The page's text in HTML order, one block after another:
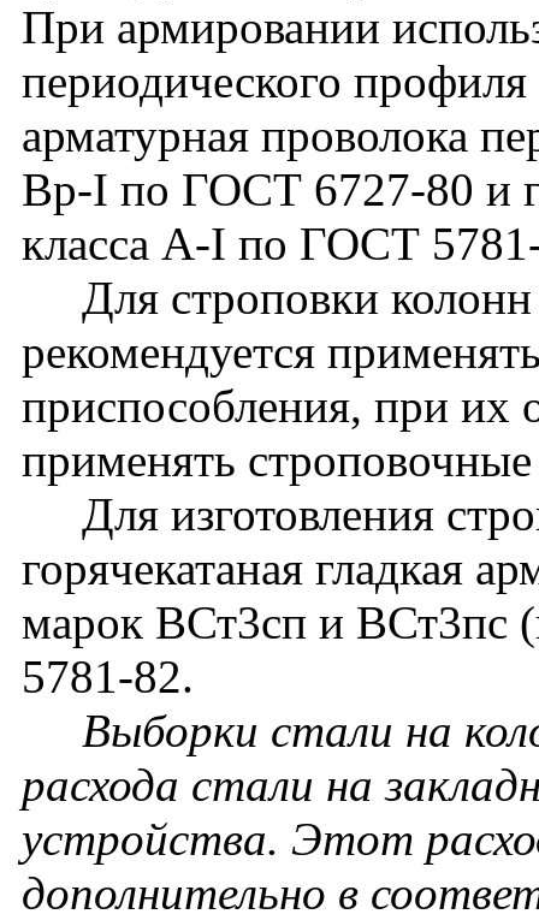
При армировании
периодического
арматурная проволока
Вр-I по ГОСТ 6727-80 и
класса A-I по ГОСТ
Для строповки колонн
рекомендуется
приспособления, при их
применять
Для изготовления
горячекатаная гладкая
марок ВСт3сп и ВСт3пс
5781-82.
Выборки стали на
расхода стали на
устройства. Этот
дополнительно в